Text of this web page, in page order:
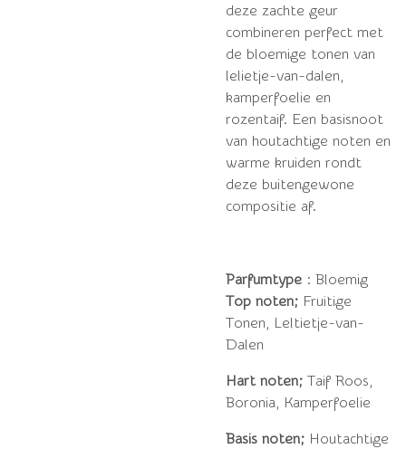
deze zachte geur
combineren perfect met
de bloemige tonen van
lelietje-van-dalen,
kamperfoelie en
rozentaif. Een basisnoot
van houtachtige noten en
warme kruiden rondt
deze buitengewone
compositie af.
Parfumtype : Bloemig
Top noten; Fruitige
Tonen, Leltietje-van-
Dalen
Hart noten; Taif Roos,
Boronia, Kamperfoelie
Basis noten; Houtachtige